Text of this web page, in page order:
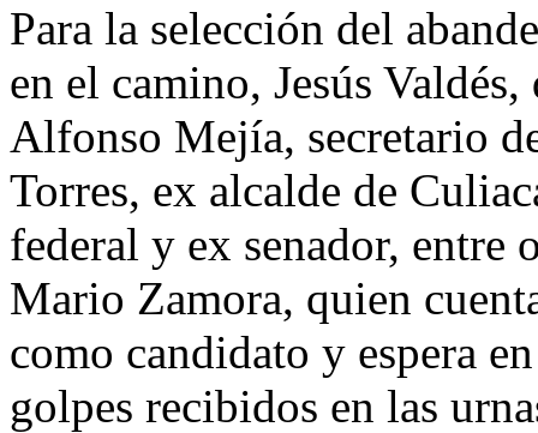
Para la selección del
en el camino, Jesús
Alfonso Mejía, secretario
Torres, ex alcalde de
federal y ex senador, entre
Mario Zamora, quien
como candidato y espera
golpes recibidos en las